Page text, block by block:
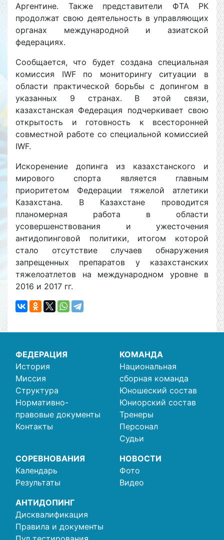
Аргентине. Также представители ФТА РК
продолжат свою деятельность в управляющих
органах международной и азиатской
федерациях.
Сообщается, что будет создана специальная
комиссия IWF по мониторингу ситуации в
области практической борьбы с допингом в
указанных 9 странах. В этой связи,
казахстанская Федерация подчеркивает свою
открытость и готовность к всесторонней
совместной работе со специальной комиссией
IWF.
Искоренение допинга из казахстанского и
мирового спорта является главным
приоритетом Федерации тяжелой атлетики
Казахстана. В Казахстане проводится
планомерная работа в области
усовершенствования и ужесточения
антидопинговой политики, итогом которой
стало отсутствие случаев обнаружения
запрещенных препаратов у казахстанских
тяжелоатлетов на международном уровне в
2016 и 2017 гг.
ФЕДЕРАЦИЯ
История
Миссия
Структура
Нормативно-
правовые документы
Контакты
КОМАНДА
Национальная
сборная команда
Юношеский состав
Юниорский состав
Тренеры
Персонал
Судьи
СОРЕВНОВАНИЯ
Календарь
Результаты
НОВОСТИ
Фото
Видео
АНТИДОПИНГ
Дисквалификация
Правила и документы